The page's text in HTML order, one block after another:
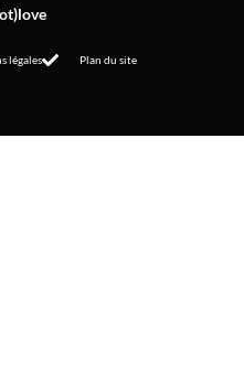
légales Plan du site